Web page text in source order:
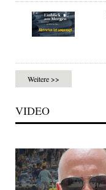
Weitere >>
VIDEO